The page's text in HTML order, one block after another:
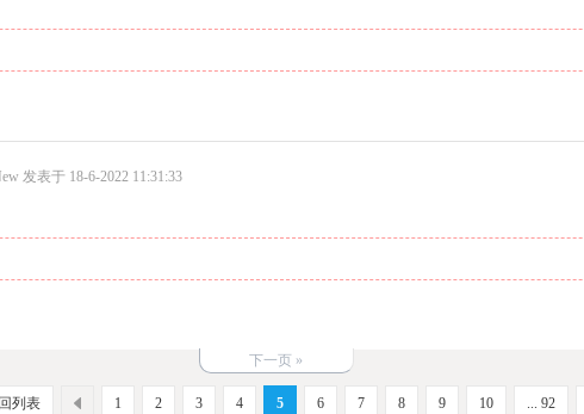
发表于 18-6-2022 11:31:33
下一页 »
1 2 3 4 5 6 7 8 9 10 ... 92
列表